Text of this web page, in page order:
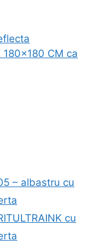
180×180 CM ca
– albastru cu
cu